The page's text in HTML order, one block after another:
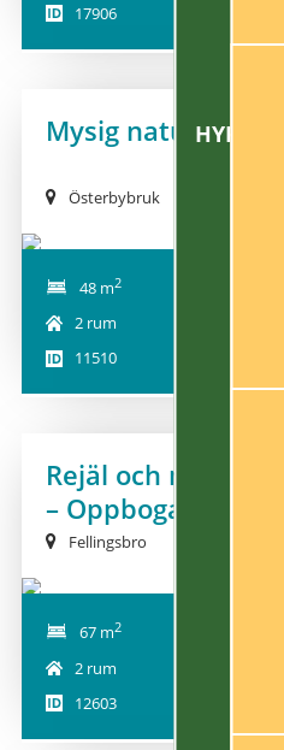
17906
Mysig naturnära
Österbybruk
48 m2
2 rum
11510
Rejäl och mysig
– Oppboga
Fellingsbro
67 m2
2 rum
12603